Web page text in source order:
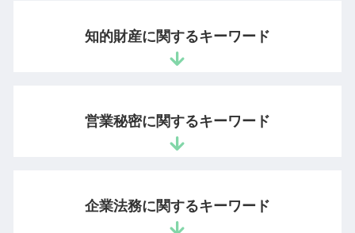
知的財産に関するキーワード
意匠権 侵害
模倣品 対策
商標権 違反
営業秘密に関するキーワード
営業秘密 有用性
企業法務に関するキーワード